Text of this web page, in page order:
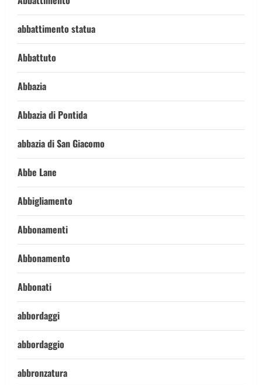
abbattimento statua
Abbattuto
Abbazia
Abbazia di Pontida
abbazia di San Giacomo
Abbe Lane
Abbigliamento
Abbonamenti
Abbonamento
Abbonati
abbordaggi
abbordaggio
abbronzatura